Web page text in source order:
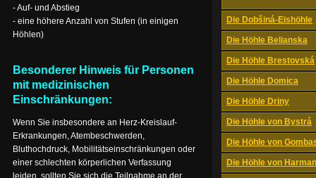
Die Dobšiná-Eishöhle
Die Höhle Belianska
Die Höhle Brestovská
Die Höhle Domica
Die Höhle Driny
Die Höhle von Bystrá
Die Höhle von
Die Höhle von
- Auf- und Abstieg
- eine höhere Anzahl von Stufen (in einigen
Höhlen)
Besonderer Hinweis für Personen
mit medizinischen
Einschränkungen:
Wenn Sie insbesondere an Herz-Kreislauf-
Erkrankungen, Atembeschwerden,
Bluthochdruck, Mobilitätseinschränkungen oder
einer schlechten körperlichen Verfassung
leiden, sollten Sie sich die Teilnahme an der